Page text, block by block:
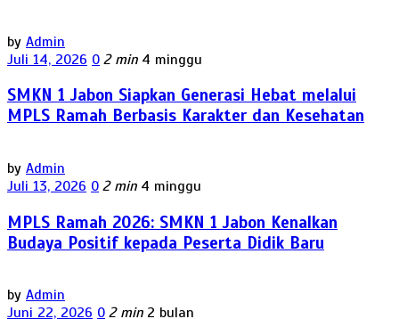
by Admin
Juli 14, 2026 0 2 min 4 minggu
SMKN 1 Jabon Siapkan Generasi Hebat melalui
MPLS Ramah Berbasis Karakter dan Kesehatan
by Admin
Juli 13, 2026 0 2 min 4 minggu
MPLS Ramah 2026: SMKN 1 Jabon Kenalkan
Budaya Positif kepada Peserta Didik Baru
by Admin
Juni 22, 2026 0 2 min 2 bulan